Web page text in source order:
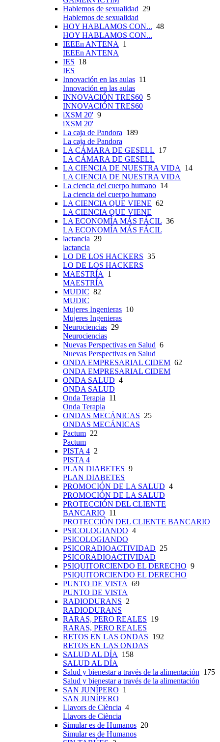
Hablemos de sexualidad 29
Hablemos de sexualidad
HOY HABLAMOS CON... 48
HOY HABLAMOS CON...
IEEEn ANTENA
1
IEEEn ANTENA
IES 18
IES
Innovación en las aulas 11
Innovación en las aulas
INNOVACIÓN TRES60 5
INNOVACIÓN TRES60
iXSM 20' 9
iXSM 20'
La caja de Pandora 189
La caja de Pandora
LA CÁMARA DE GESELL 17
LA CÁMARA DE GESELL
LA CIENCIA DE NUESTRA VIDA
14
LA CIENCIA DE NUESTRA VIDA
La ciencia del cuerpo humano 14
La ciencia del cuerpo humano
LA CIENCIA QUE VIENE 62
LA CIENCIA QUE VIENE
LA ECONOMÍA MÁS FÁCIL 36
LA ECONOMÍA MÁS FÁCIL
lactancia 29
lactancia
LO DE LOS HACKERS 35
LO DE LOS HACKERS
MAESTRÍA
1
MAESTRÍA
MUDIC 82
MUDIC
Mujeres Ingenieras 10
Mujeres Ingenieras
Neurociencias 29
Neurociencias
Nuevas Perspectivas en Salud 6
Nuevas Perspectivas en Salud
ONDA EMPRESARIAL CIDEM 62
ONDA EMPRESARIAL CIDEM
ONDA SALUD 4
ONDA SALUD
Onda Terapia 11
Onda Terapia
ONDAS MECÁNICAS 25
ONDAS MECÁNICAS
Pactum 22
Pactum
PISTA 4 2
PISTA 4
PLAN DIABETES 9
PLAN DIABETES
PROMOCIÓN DE LA SALUD 4
PROMOCIÓN DE LA SALUD
PROTECCIÓN DEL CLIENTE
BANCARIO 11
PROTECCIÓN DEL CLIENTE BANCARIO
PSICOLOGIANDO 4
PSICOLOGIANDO
PSICORADIOACTIVIDAD 25
PSICORADIOACTIVIDAD
PSIQUITORCIENDO EL DERECHO 9
PSIQUITORCIENDO EL DERECHO
PUNTO DE VISTA 69
PUNTO DE VISTA
RADIODURANS 2
RADIODURANS
RARAS, PERO REALES 19
RARAS, PERO REALES
RETOS EN LAS ONDAS 192
RETOS EN LAS ONDAS
SALUD AL DÍA
158
SALUD AL DÍA
Salud y bienestar a través de la alimentación 175
Salud y bienestar a través de la alimentación
SAN JUNÍPERO 1
SAN JUNÍPERO
Llavors de Ciència 4
Llavors de Ciència
Simular es de Humanos 20
Simular es de Humanos